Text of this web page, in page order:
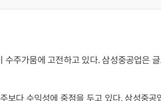
수주가뭄에 고전하고 있다. 삼성중공업은
보다 수익성에 중점을 두고 있다. 삼성중공